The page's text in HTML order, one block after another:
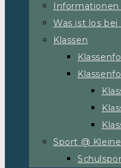
Informationen
Was ist los bei
Klassen
Sport @